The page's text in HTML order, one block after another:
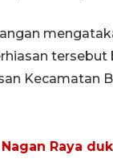
Kecamatan
Nagan Raya